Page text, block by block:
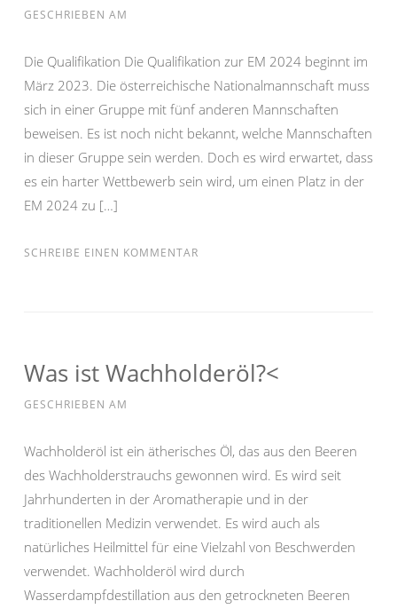
GESCHRIEBEN AM
Die Qualifikation Die Qualifikation zur EM 2024 beginnt im
März 2023. Die österreichische Nationalmannschaft muss
sich in einer Gruppe mit fünf anderen Mannschaften
beweisen. Es ist noch nicht bekannt, welche Mannschaften
in dieser Gruppe sein werden. Doch es wird erwartet, dass
es ein harter Wettbewerb sein wird, um einen Platz in der
EM 2024 zu […]
SCHREIBE EINEN KOMMENTAR
Was ist Wachholderöl?<
GESCHRIEBEN AM
Wachholderöl ist ein ätherisches Öl, das aus den Beeren
des Wachholderstrauchs gewonnen wird. Es wird seit
Jahrhunderten in der Aromatherapie und in der
traditionellen Medizin verwendet. Es wird auch als
natürliches Heilmittel für eine Vielzahl von Beschwerden
verwendet. Wachholderöl wird durch
Wasserdampfdestillation aus den getrockneten Beeren